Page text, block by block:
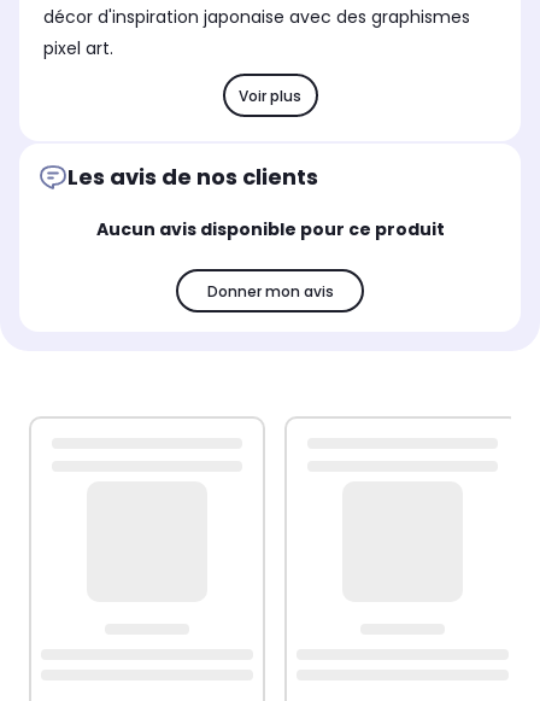
décor d'inspiration japonaise avec des graphismes
pixel art.
Voir plus
Les avis de nos clients
Aucun avis disponible pour ce produit
Donner mon avis